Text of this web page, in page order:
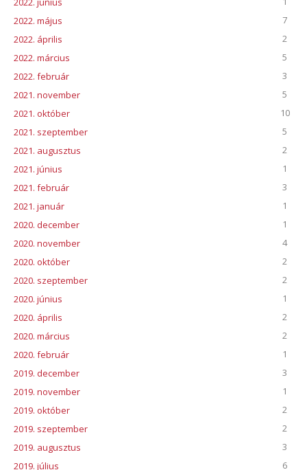
2022. május
7
2022. április
2
2022. március
5
2022. február
3
2021. november
5
2021. október
10
2021. szeptember
5
2021. augusztus
2
2021. június
1
2021. február
3
2021. január
1
2020. december
1
2020. november
4
2020. október
2
2020. szeptember
2
2020. június
1
2020. április
2
2020. március
2
2020. február
1
2019. december
3
2019. november
1
2019. október
2
2019. szeptember
2
2019. augusztus
3
2019. július
6